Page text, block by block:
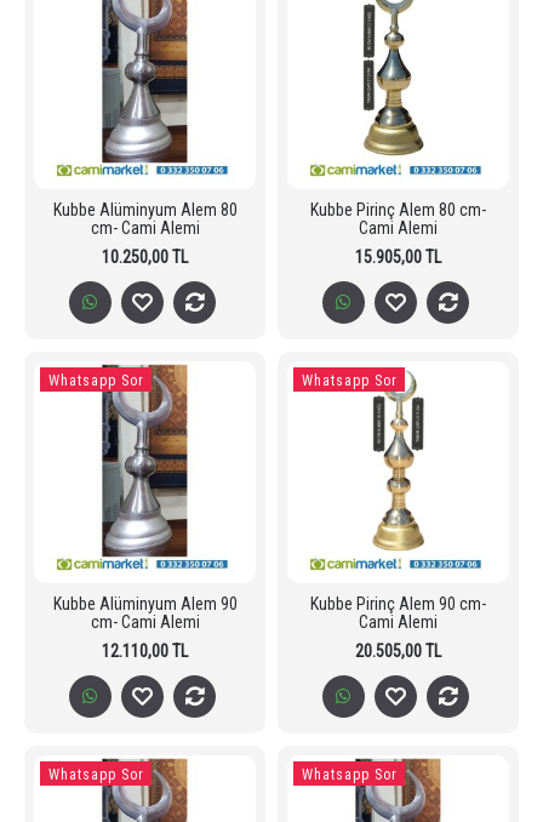
Kubbe Alüminyum Alem 80
cm- Cami Alemi
10.250,00 TL
Kubbe Pirinç Alem 80 cm-
Cami Alemi
15.905,00 TL
Whatsapp Sor
Kubbe Alüminyum Alem 90
cm- Cami Alemi
12.110,00 TL
Whatsapp Sor
Kubbe Pirinç Alem 90 cm-
Cami Alemi
20.505,00 TL
Whatsapp Sor Whatsapp Sor